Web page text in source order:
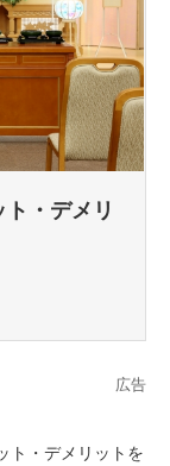
・デメリ
広告
ト・デメリットを